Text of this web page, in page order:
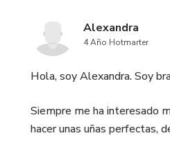
Alexandra
4 Año Hotmarter
Hola, soy Alexandra. Soy
Siempre me ha interesado
hacer unas uñas perfectas,